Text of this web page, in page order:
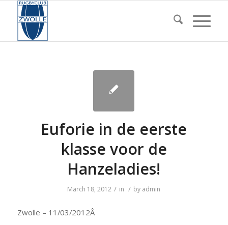
Euforie in de eerste
klasse voor de
Hanzeladies!
March 18, 2012 / in / by admin
Zwolle – 11/03/2012Â